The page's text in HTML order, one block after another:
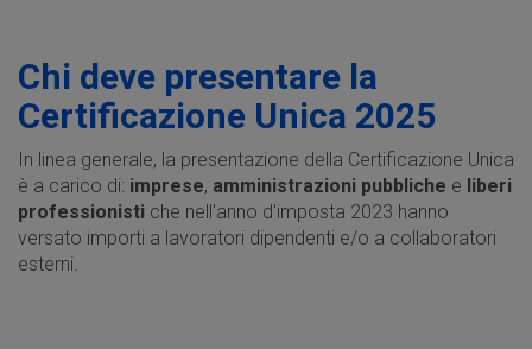
Chi deve presentare la
Certificazione Unica 2025
In linea generale, la presentazione della Certificazione Unica
è a carico di: imprese, amministrazioni pubbliche e liberi
professionisti che nell’anno d'imposta 2023 hanno
versato importi a lavoratori dipendenti e/o a collaboratori
esterni.